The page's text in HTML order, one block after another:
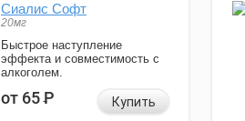
Сиалис Софт
20мг
Быстрое наступление
эффекта и совместимость с
алкоголем.
от 65Р Купить